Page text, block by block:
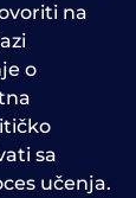
na
o
sa
učenja.